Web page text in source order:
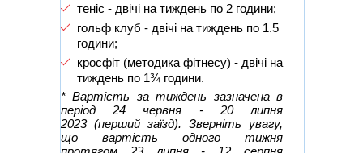
теніс - двічі на тиждень по 2 години;
гольф клуб - двічі на тиждень по 1.5
години;
кросфіт (методика фітнесу) - двічі на
тиждень по 1¾ години.
* Вартість за тиждень зазначена в
період 24 червня - 20 липня
2023 (перший заїзд). Зверніть увагу,
що вартість одного тижня